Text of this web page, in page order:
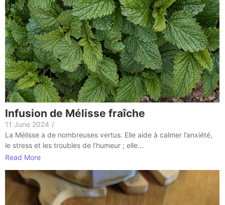
Infusion de Mélisse fraîche
11 June 2024 /
La Mélisse a de nombreuses vertus. Elle aide à calmer l’anxiété,
le stress et les troubles de l’humeur ; elle...
Read More